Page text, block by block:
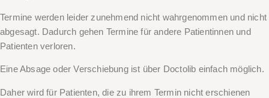
Termine werden leider zunehmend nicht wahrgenommen und nicht
abgesagt. Dadurch gehen Termine für andere Patientinnen und
Patienten verloren.
Eine Absage oder Verschiebung ist über Doctolib einfach möglich.
Daher wird für Patienten, die zu ihrem Termin nichterschienen